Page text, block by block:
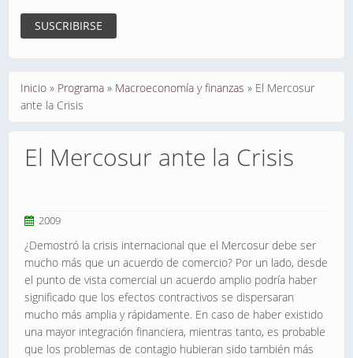
Se encuentra usted aquí
Inicio » Programa » Macroeconomía y finanzas » El Mercosur
ante la Crisis
El Mercosur ante la Crisis
2009
¿Demostró la crisis internacional que el Mercosur debe ser
mucho más que un acuerdo de comercio? Por un lado, desde
el punto de vista comercial un acuerdo amplio podría haber
significado que los efectos contractivos se dispersaran
mucho más amplia y rápidamente. En caso de haber existido
una mayor integración financiera, mientras tanto, es probable
que los problemas de contagio hubieran sido también más